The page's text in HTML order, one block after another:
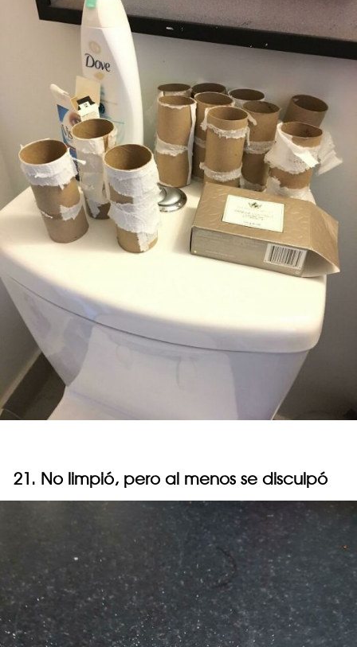
21. No limpió, pero al menos se disculpó